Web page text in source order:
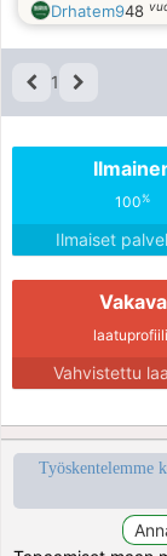
Drhatem948
1
100%
Ilmaiset
Vakava
Vahvistettu
Työskentelemme